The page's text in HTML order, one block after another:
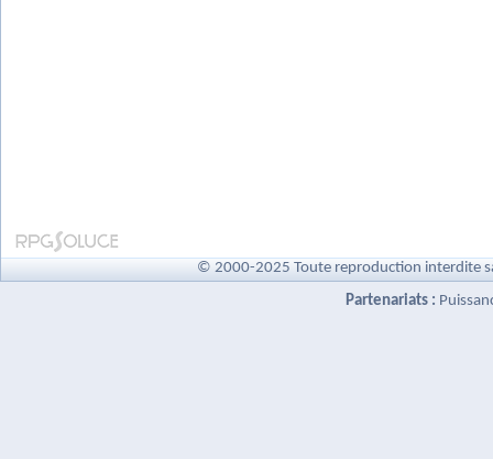
© 2000-2025 Toute reproduction interdite
Partenariats :